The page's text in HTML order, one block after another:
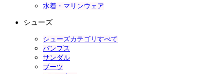
水着・マリンウェア
シューズ
シューズカテゴリすべて
パンプス
サンダル
ブーツ